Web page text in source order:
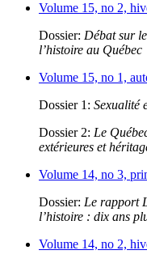
Volume 15, no 2,
Dossier: Débat sur
l’histoire au Québec
Volume 15, no 1,
Dossier 1: Sexualité
Dossier 2: Le
extérieures et
Volume 14, no 3,
Dossier: Le rapport
l’histoire : dix ans
Volume 14, no 2,